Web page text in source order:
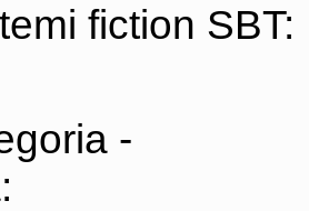
fiction SBT:
-